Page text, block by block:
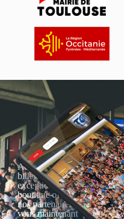
Actualités, nouveautés,
billetterie, remises
exceptionnelles dans la
boutique officielles & chez
nos partenaires… Inscrivez-
vous maintenant